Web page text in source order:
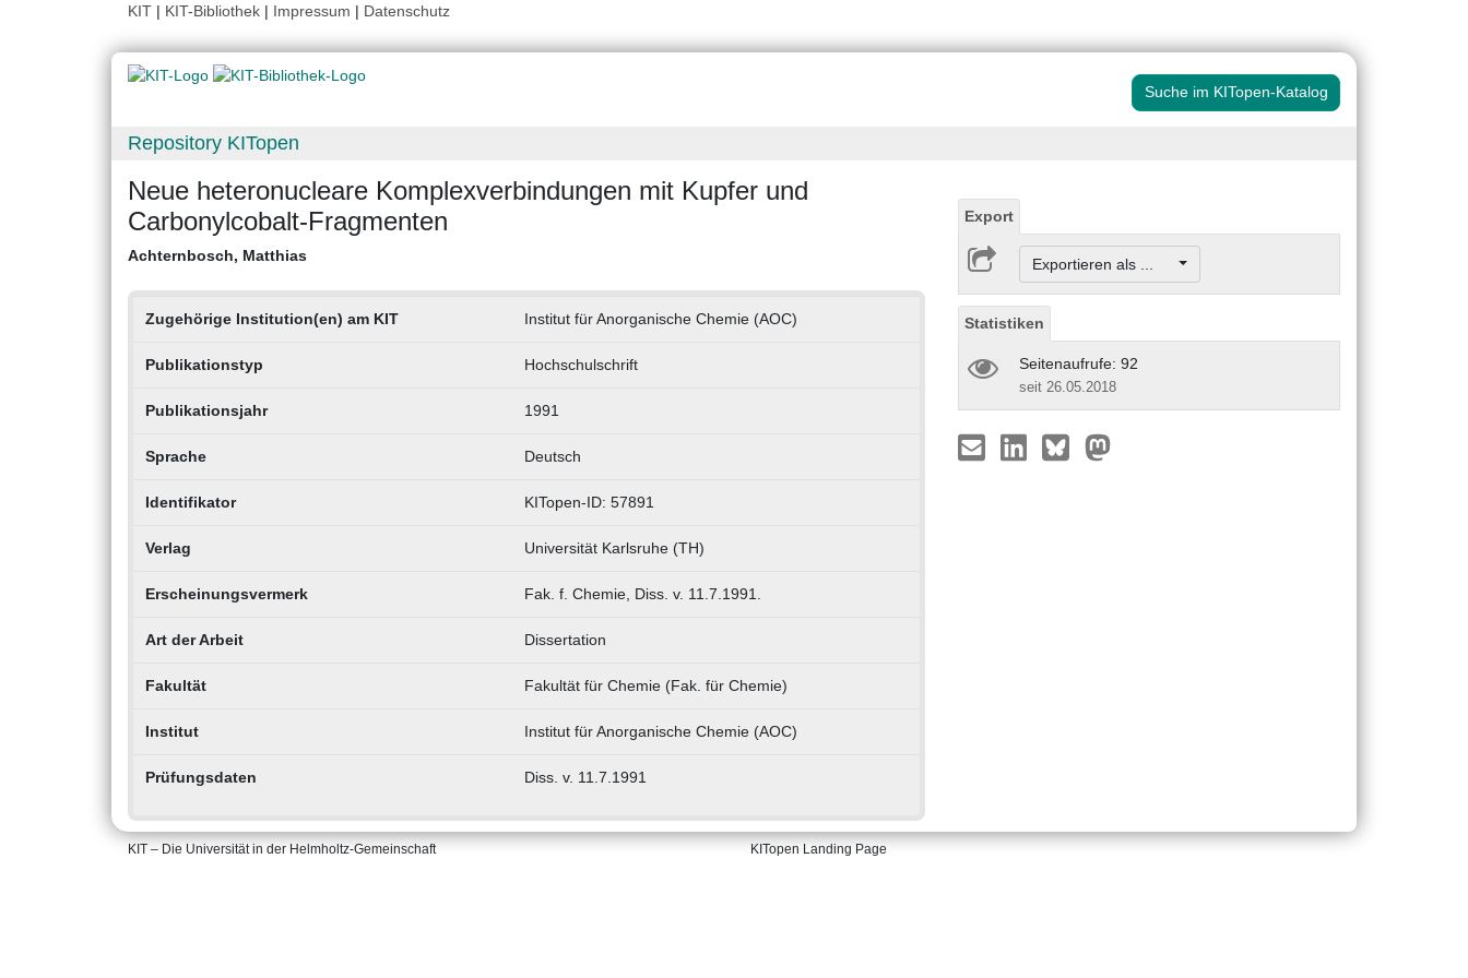
KIT | KIT-Bibliothek | Impressum | Datenschutz
Suche im KITopen-Katalog
Repository KITopen
Neue heteronucleare Komplexverbindungen mit Kupfer und
Carbonylcobalt-Fragmenten
Achternbosch, Matthias
Zugehörige Institution(en) am KIT Institut für Anorganische Chemie (AOC)
Publikationstyp Hochschulschrift
Publikationsjahr 1991
Sprache Deutsch
Identifikator KITopen-ID: 57891
Verlag Universität Karlsruhe (TH)
Erscheinungsvermerk Fak. f. Chemie, Diss. v. 11.7.1991.
Art der Arbeit Dissertation
Fakultät Fakultät für Chemie (Fak. für Chemie)
Institut Institut für Anorganische Chemie (AOC)
Prüfungsdaten Diss. v. 11.7.1991
Export
Exportieren als ...
Statistiken
Seitenaufrufe: 92
seit 26.05.2018
KIT – Die Universität in der Helmholtz-Gemeinschaft KITopen Landing Page